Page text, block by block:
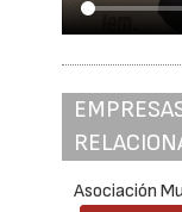
Asociación